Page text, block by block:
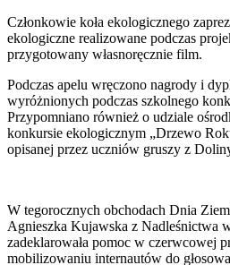
Członkowie koła ekologicznego
ekologiczne realizowane podczas
przygotowany własnoręcznie film.
Podczas apelu wręczono nagrody i
wyróżnionych podczas szkolnego
Przypomniano również o udziale
konkursie ekologicznym „Drzewo
opisanej przez uczniów gruszy z
W tegorocznych obchodach Dnia
Agnieszka Kujawska z Nadleśnictwa
zadeklarowała pomoc w czerwcowej
mobilizowaniu internautów do